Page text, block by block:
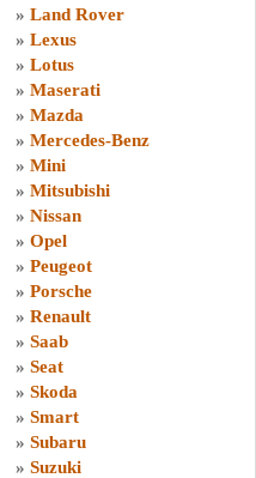
» Land Rover
» Lexus
» Lotus
» Maserati
» Mazda
» Mercedes-Benz
» Mini
» Mitsubishi
» Nissan
» Opel
» Peugeot
» Porsche
» Renault
» Saab
» Seat
» Skoda
» Smart
» Subaru
» Suzuki